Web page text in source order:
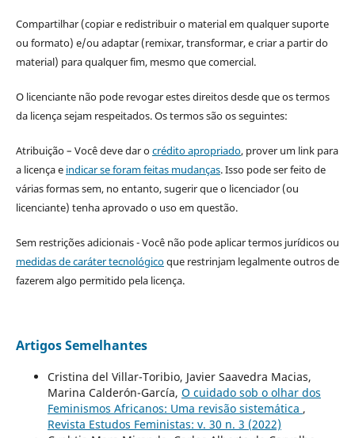
Compartilhar (copiar e redistribuir o material em qualquer suporte
ou formato) e/ou adaptar (remixar, transformar, e criar a partir do
material) para qualquer fim, mesmo que comercial.
O licenciante não pode revogar estes direitos desde que os termos
da licença sejam respeitados. Os termos são os seguintes:
Atribuição – Você deve dar ocrédito apropriado, prover um link para
a licença e indicar se foram feitas mudanças. Isso pode ser feito de
várias formas sem, no entanto, sugerir que o licenciador (ou
licenciante) tenha aprovado o uso em questão.
Sem restrições adicionais - Você não pode aplicar termos jurídicos ou
medidas de caráter tecnológicoque restrinjam legalmente outros de
fazerem algo permitido pela licença.
Artigos Semelhantes
Cristina del Villar-Toribio, Javier Saavedra Macias,
Marina Calderón-García, O cuidado sob o olhar dos
Feminismos Africanos: Uma revisão sistemática ,
Revista Estudos Feministas: v. 30 n. 3 (2022)